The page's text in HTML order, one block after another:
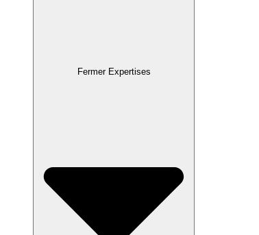
Fermer Expertises